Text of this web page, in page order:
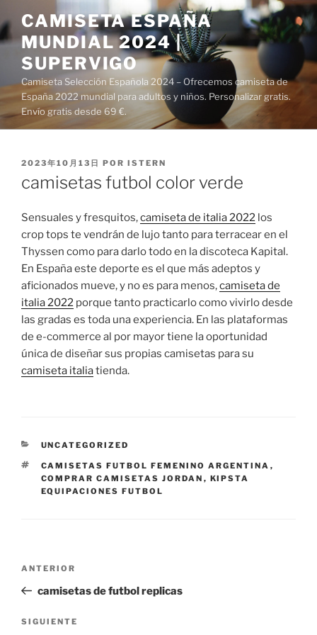
al
contenido
CAMISETA ESPAÑA
MUNDIAL 2024 |
SUPERVIGO
Camiseta Selección Española 2024 – Ofrecemos camiseta de
España 2022 mundial para adultos y niños. Personalizar gratis.
Envío gratis desde 69 €.
PUBLICADO
2023年10月13日 POR ISTERN
camisetas futbol color verde
Sensuales y fresquitos,camiseta de italia 2022 los
crop tops te vendrán de lujo tanto para terracear en el
Thyssen como para darlo todo en la discoteca Kapital.
En España este deporte es el que más adeptos y
aficionados mueve, y no es para menos,camiseta de
italia 2022 porque tanto practicarlo como vivirlo desde
las gradas es toda una experiencia. En las plataformas
de e-commerce al por mayor tiene la oportunidad
única de diseñar sus propias camisetas para su
camiseta italiatienda.
CATEGORÍAS
UNCATEGORIZED
ETIQUETAS
CAMISETAS FUTBOL FEMENINO ARGENTINA ,
COMPRAR CAMISETAS JORDAN , KIPSTA
EQUIPACIONES FUTBOL
entradas
Entrada
anterior:
ANTERIOR
camisetas de futbol replicas
Siguiente
SIGUIENTE